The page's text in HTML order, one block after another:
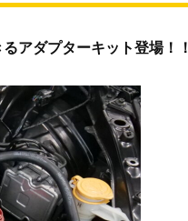
アダプターキット登場！！